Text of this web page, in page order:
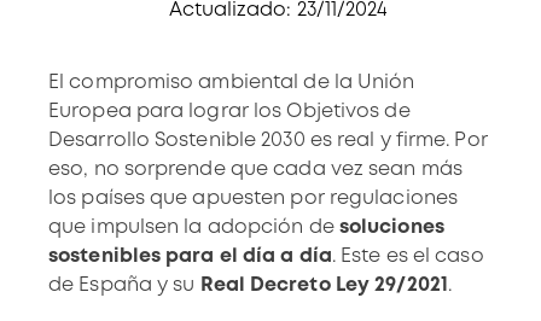
Actualizado: 23/11/2024
El compromiso ambiental de la Unión
Europea para lograr los Objetivos de
Desarrollo Sostenible 2030 es real y firme. Por
eso, no sorprende que cada vez sean más
los países que apuesten por regulaciones
que impulsen la adopción de soluciones
sostenibles para el día a día. Este es el caso
de España y su Real Decreto Ley 29/2021 .